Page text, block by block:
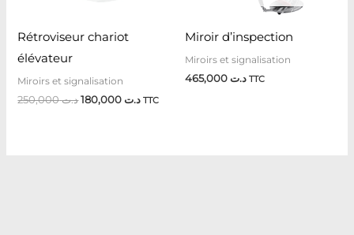
Rétroviseur chariot
élévateur
Miroirs et signalisation
د.ت250,000 د.ت180,000 TTC
Miroir d’inspection
Miroirs et signalisation
د.ت TTC